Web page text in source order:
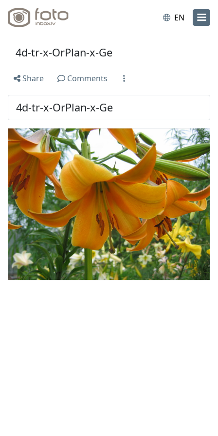
EN
4d-tr-x-OrPlan-x-Ge
Share Comments
4d-tr-x-OrPlan-x-Ge